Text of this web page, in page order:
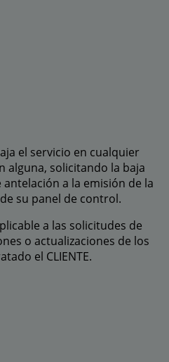
el servicio en cualquier
alguna, solicitando la baja
a la emisión de la
su panel de control.
a las solicitudes de
o actualizaciones de los
el CLIENTE.